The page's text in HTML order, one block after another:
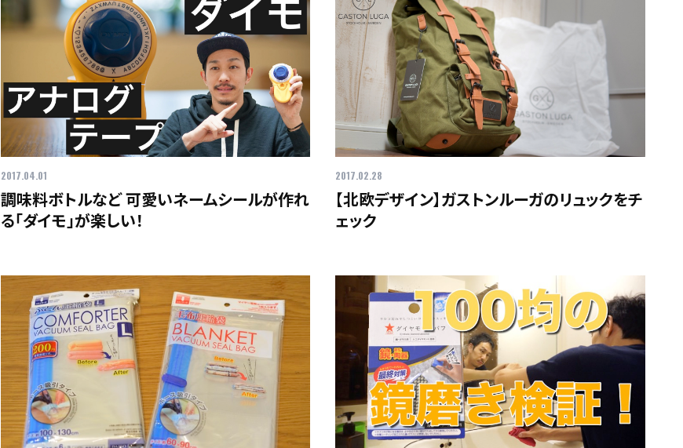
2017.04.01
調味料ボトルなど 可愛いネームシールが作れ
る「ダイモ」が楽しい！
2017.02.28
【北欧デザイン】ガストンルーガのリュックをチ
ェック